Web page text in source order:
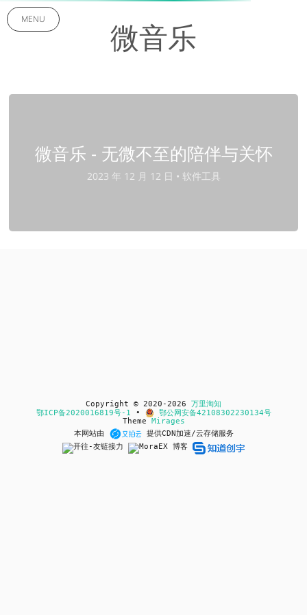
MENU 微音乐
微音乐 - 无微不至的陪伴与关怀
2023 年 12 月 12 日 • 软件工具
Copyright © 2020-2026 万里淘知
鄂ICP备2020016819号-1 •
鄂公网安备42108302230134号
Theme Mirages
本网站由
提供CDN加速/云存储服务